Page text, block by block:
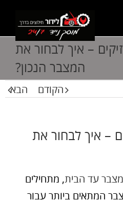
– איך לבחור את
המצבר הנכון?
הקודם הבא
– איך לבחור את
מצבר עד הבית, מתחילים
המתאים ביותר עבור